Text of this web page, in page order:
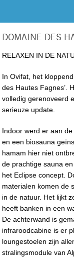
DOMAINE DES
RELAXEN IN DE
In Ovifat, het
des Hautes Fagnes’.
volledig gerenoveerd
serieuze update.
Indoor werd er aan
en een biosauna
hamam hier niet
de prachtige sauna
het Eclipse concept.
materialen komen de
in de natuur. Het lijkt
heeft banken in een
De achterwand is
infraroodcabine is er
loungestoelen zijn
stralingsmodule van